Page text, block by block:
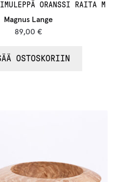
ORANSSI RAITA M
Magnus Lange
89,00 €
OSTOSKORIIN